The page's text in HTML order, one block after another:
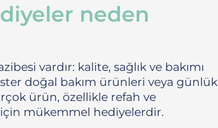
neden
vardır: kalite, sağlık ve bakımı
doğal bakım ürünleri veya günlük
ürün, özellikle refah ve
mükemmel hediyelerdir.